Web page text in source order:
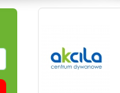
Wyszukaj